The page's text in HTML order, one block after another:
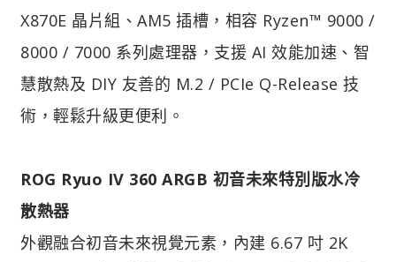
X870E 晶片組、AM5 插槽，相容 Ryzen™ 9000 /
8000 / 7000 系列處理器，支援 AI 效能加速、智
慧散熱及 DIY 友善的 M.2 / PCIe Q-Release 技
術，輕鬆升級更便利。
ROG Ryuo IV 360 ARGB 初音未來特別版水冷
散熱器
外觀融合初音未來視覺元素，內建 6.67 吋 2K